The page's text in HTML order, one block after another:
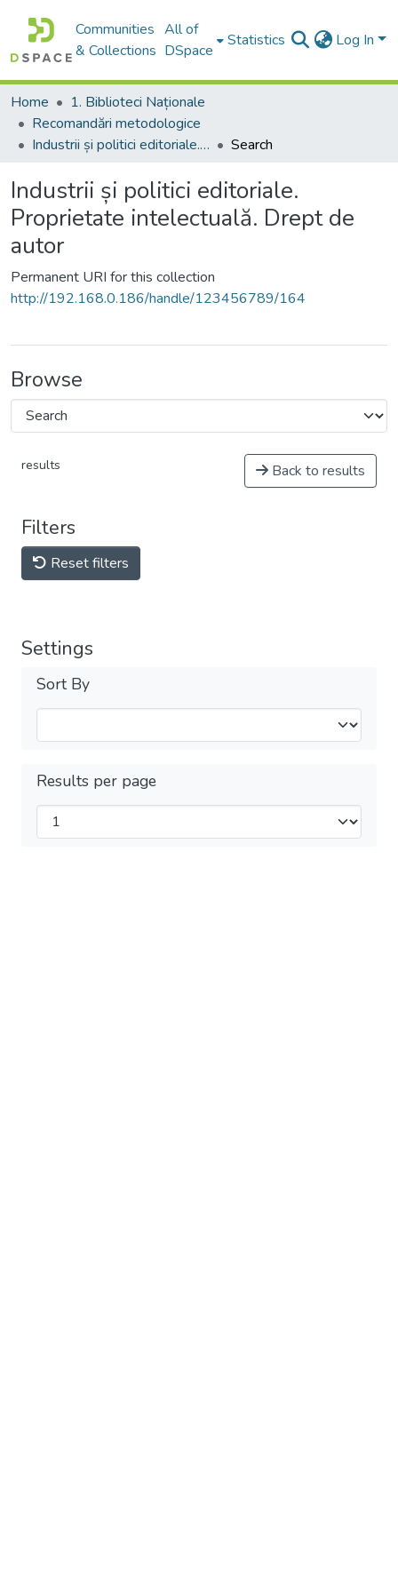
Communities
& Collections
All of
DSpace
Statistics Log In
Home
1. Biblioteci Naționale
Recomandări metodologice
Industrii și politici editoriale. Proprietate intelectuală. Drept de autor
Search
Industrii și politici editoriale.
Proprietate intelectuală. Drept de
autor
Permanent URI for this collection
http://192.168.0.186/handle/123456789/164
Browse
results Back to results
Filters
Reset filters
Settings
Sort By
Results per page